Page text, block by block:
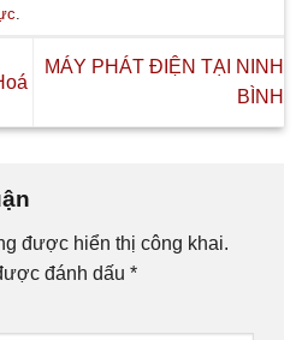
MÁY PHÁT ĐIỆN TẠI NINH
BÌNH
được hiển thị công khai.
đánh dấu *